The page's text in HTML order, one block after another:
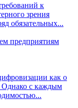
к
зрения
обязательных...
предприятиям
как о
с каждым